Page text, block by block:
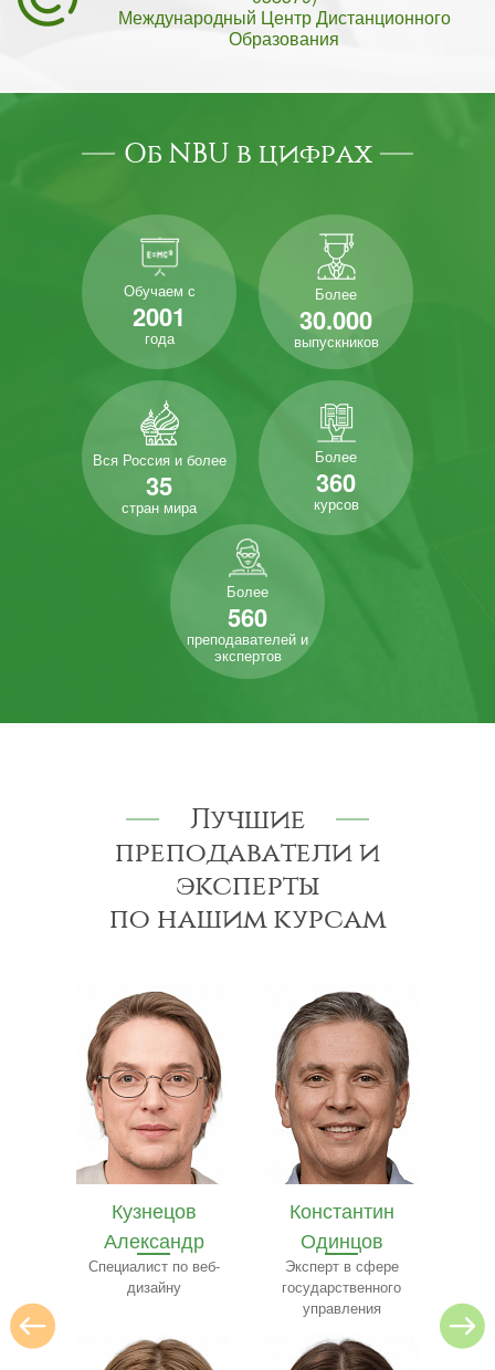
Международный Центр Дистанционного
Образования
Об NBU в цифрах
Обучаем с
2001
года
Более
30.000
выпускников
Вся Россия и более
35
стран мира
Более
360
курсов
Более
560
преподавателей и
экспертов
Лучшие
преподаватели и
эксперты
по нашим курсам
Константин
Одинцов
Эксперт в сфере
государственного
Илья Лебедев
Эксперт по
архитектуре